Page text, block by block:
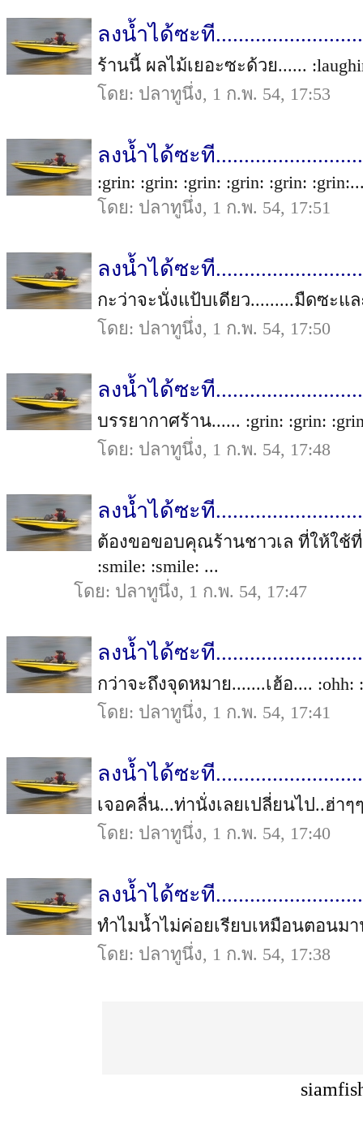
ลงน้ำได้ซะที
ร้านนี้ ผลไม้เยอะซะด้วย......
โดย: ปลาทูนึ่ง, 1 ก.พ. 54, 17:53
ลงน้ำได้ซะที
:grin: :grin: :grin: :grin: :grin:
โดย: ปลาทูนึ่ง, 1 ก.พ. 54, 17:51
ลงน้ำได้ซะที
กะว่าจะนั่งแป้บเดียว.........มืดซะแล
โดย: ปลาทูนึ่ง, 1 ก.พ. 54, 17:50
ลงน้ำได้ซะที
บรรยากาศร้าน...... :grin: :grin:
โดย: ปลาทูนึ่ง, 1 ก.พ. 54, 17:48
ลงน้ำได้ซะที
ต้องขอขอบคุณร้านชาวเล ที่ให้ใช้ที่
:smile: :smile: ...
โดย: ปลาทูนึ่ง, 1 ก.พ. 54, 17:47
ลงน้ำได้ซะที
กว่าจะถึงจุดหมาย.......เฮ้อ.... :ohh:
โดย: ปลาทูนึ่ง, 1 ก.พ. 54, 17:41
ลงน้ำได้ซะที
เจอคลื่น...ท่านั่งเลยเปลี่ยนไป..ฮ่าๆ
โดย: ปลาทูนึ่ง, 1 ก.พ. 54, 17:40
ลงน้ำได้ซะที
ทำไมน้ำไม่ค่อยเรียบเหมือนตอนมา
โดย: ปลาทูนึ่ง, 1 ก.พ. 54, 17:38